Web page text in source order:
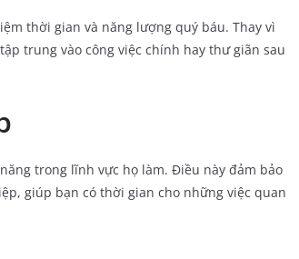
thời gian và năng lượng quý báu. Thay vì
trung vào công việc chính hay thư giãn sau
trong lĩnh vực họ làm. Điều này đảm bảo
giúp bạn có thời gian cho những việc quan